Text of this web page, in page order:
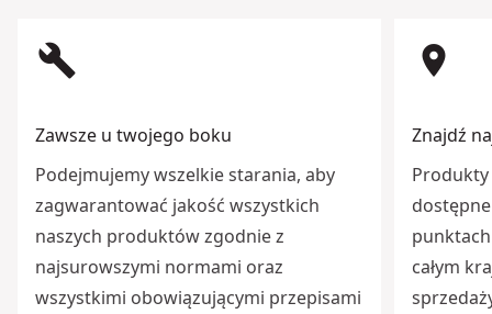
build
Zawsze u twojego boku
Podejmujemy wszelkie starania, aby
zagwarantować jakość wszystkich
naszych produktów zgodnie z
najsurowszymi normami oraz
wszystkimi obowiązującymi przepisami
room
Znajdź
Produkty
całym